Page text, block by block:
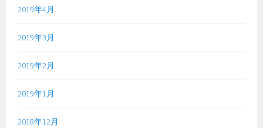
2019年4月
2019年3月
2019年2月
2019年1月
2018年12月